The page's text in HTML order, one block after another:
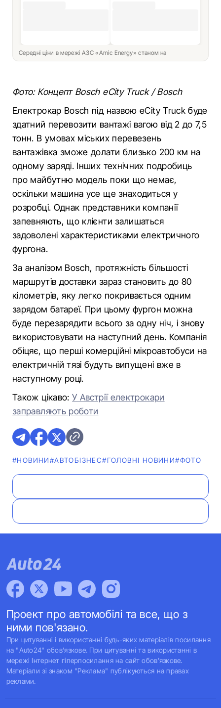
Середні ціни в мережі АЗС «Amic Energy» станом на
Фото: Концепт Bosch eCity Truck / Bosch
Електрокар Bosch під назвою eCity Truck буде
здатний перевозити вантажі вагою від 2 до 7,5
тонн. В умовах міських перевезень
вантажівка зможе долати близько 200 км на
одному заряді. Інших технічних подробиць
про майбутню модель поки що немає,
оскільки машина усе ще знаходиться у
розробці. Однак представники компанії
запевняють, що клієнти залишаться
задоволені характеристиками електричного
фургона.
За аналізом Bosch, протяжність більшості
маршрутів доставки зараз становить до 80
кілометрів, яку легко покривається одним
зарядом батареї. При цьому фургон можна
буде перезарядити всього за одну ніч, і знову
використовувати на наступний день. Компанія
обіцяє, що перші комерційні мікроавтобуси на
електричній тязі будуть випущені вже в
наступному році.
Також цікаво:У Австрії електрокари
заправляють роботи
#НОВИНИ#АВТОБІЗНЕС#ГОЛОВНІ НОВИНИ#ФОТО
Проект про автомобілі та все, що з
ними пов'язано.
При цитуванні і використанні будь-яких матеріалів посилання
на "Auto24" обов'язкове. При цитуванні та використанні в
мережі Інтернет гіперпосилання на сайт обов'язкове.
Матеріали зі знаком "Реклама" публікуються на правах
реклами.